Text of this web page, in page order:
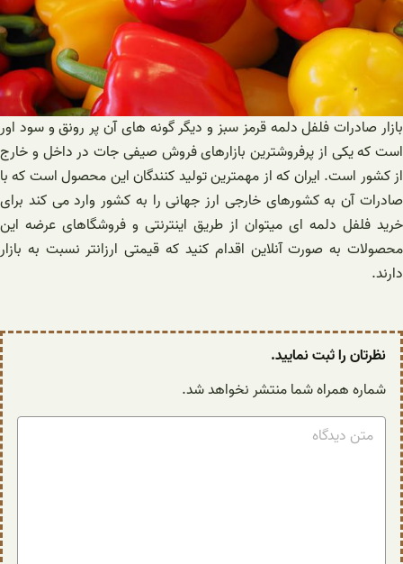
بازار صادرات فلفل دلمه قرمز سبز و دیگر گونه های آن پر رونق و سود اور
است که یکی از پرفروشترین بازارهای فروش صیفی جات در داخل و خارج
از کشور است. ایران که از مهمترین تولید کنندگان این محصول است که با
صادرات آن به کشورهای خارجی ارز جهانی را به کشور وارد می کند برای
خرید فلفل دلمه ای میتوان از طریق اینترنتی و فروشگاهای عرضه این
محصولات به صورت آنلاین اقدام کنید که قیمتی ارزانتر نسبت به بازار
دارند.
نظرتان را ثبت نمایید.
شماره همراه شما منتشر نخواهد شد.